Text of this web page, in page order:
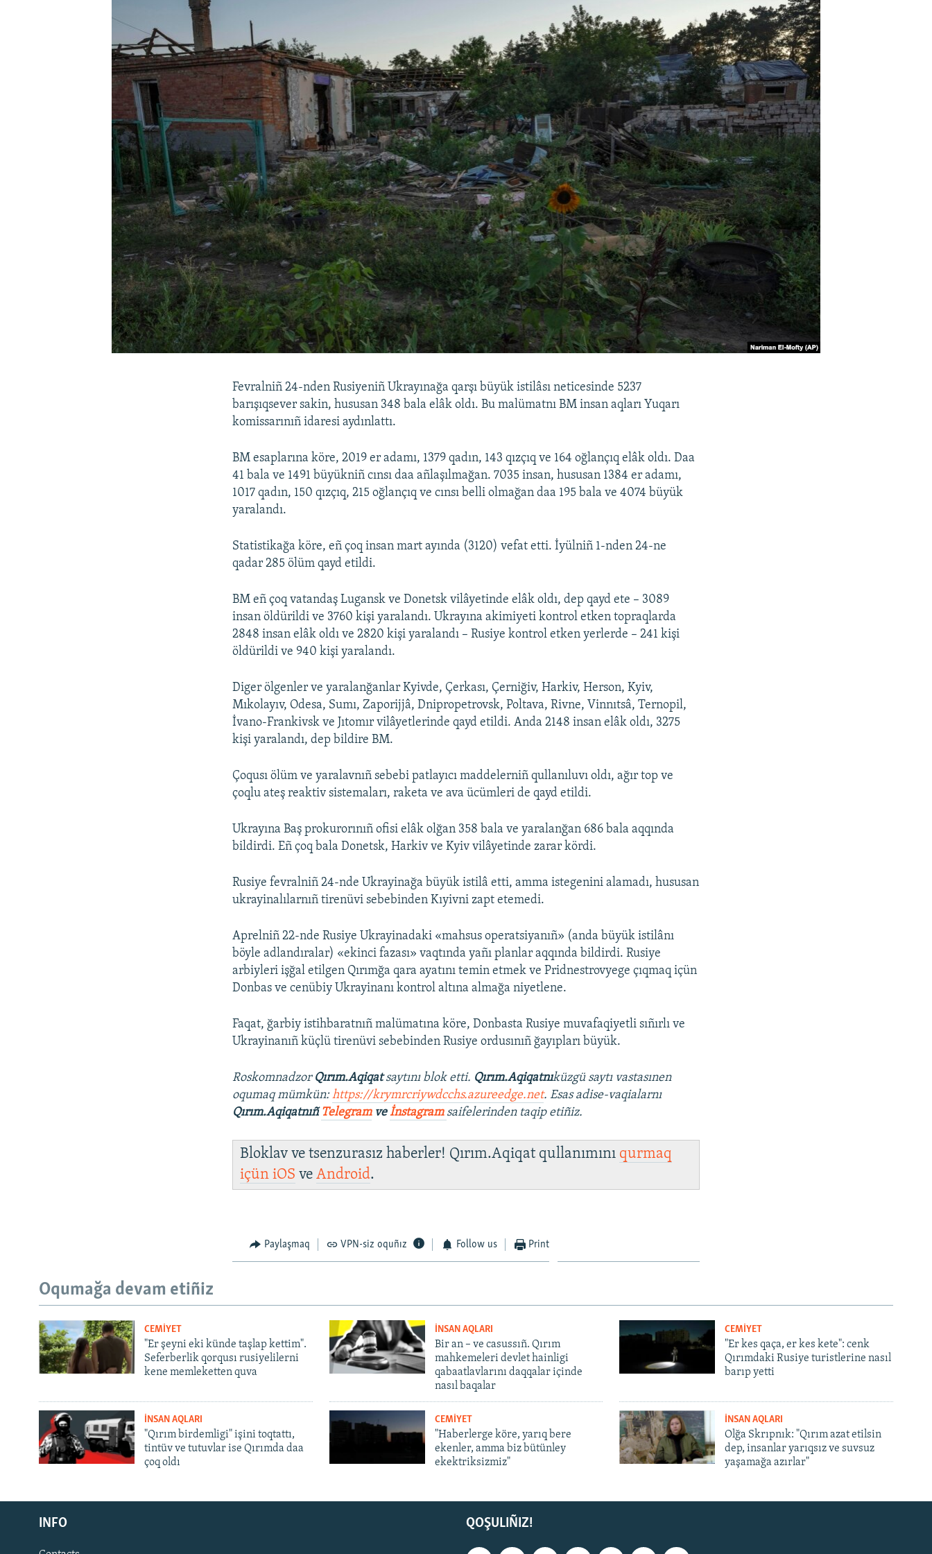
Русский
Українською
Fevralniñ 24-nden Rusiyeniñ Ukrayınağa qarşı büyük istilâsı neticesinde 5237
barışıqsever sakin, hususan 348 bala elâk oldı. Bu malümatnı BM insan aqları Yuqarı
komissarınıñ idaresi aydınlattı.
BM esaplarına köre, 2019 er adamı, 1379 qadın, 143 qızçıq ve 164 oğlançıq elâk oldı. Daa
41 bala ve 1491 büyükniñ cınsı daa añlaşılmağan. 7035 insan, hususan 1384 er adamı,
1017 qadın, 150 qızçıq, 215 oğlançıq ve cınsı belli olmağan daa 195 bala ve 4074 büyük
yaralandı.
Statistikağa köre, eñ çoq insan mart ayında (3120) vefat etti. İyülniñ 1-nden 24-ne
qadar 285 ölüm qayd etildi.
BM eñ çoq vatandaş Lugansk ve Donetsk vilâyetinde elâk oldı, dep qayd ete – 3089
insan öldürildi ve 3760 kişi yaralandı. Ukrayına akimiyeti kontrol etken topraqlarda
2848 insan elâk oldı ve 2820 kişi yaralandı – Rusiye kontrol etken yerlerde – 241 kişi
öldürildi ve 940 kişi yaralandı.
Diger ölgenler ve yaralanğanlar Kyivde, Çerkası, Çerniğiv, Harkiv, Herson, Kyiv,
Mıkolayıv, Odesa, Sumı, Zaporijjâ, Dnipropetrovsk, Poltava, Rivne, Vinnıtsâ, Ternopil,
İvano-Frankivsk ve Jıtomır vilâyetlerinde qayd etildi. Anda 2148 insan elâk oldı, 3275
kişi yaralandı, dep bildire BM.
Çoqusı ölüm ve yaralavnıñ sebebi patlayıcı maddelerniñ qullanıluvı oldı, ağır top ve
çoqlu ateş reaktiv sistemaları, raketa ve ava ücümleri de qayd etildi.
Ukrayına Baş prokurorınıñ ofisi elâk olğan 358 bala ve yaralanğan 686 bala aqqında
bildirdi. Eñ çoq bala Donetsk, Harkiv ve Kyiv vilâyetinde zarar kördi.
Rusiye fevralniñ 24-nde Ukrayinağa büyük istilâ etti, amma istegenini alamadı, hususan
ukrayinalılarnıñ tirenüvi sebebinden Kıyivni zapt etemedi.
Aprelniñ 22-nde Rusiye Ukrayinadaki «mahsus operatsiyanıñ» (anda büyük istilânı
böyle adlandıralar) «ekinci fazası» vaqtında yañı planlar aqqında bildirdi. Rusiye
arbiyleri işğal etilgen Qırımğa qara ayatını temin etmek ve Pridnestrovyege çıqmaq içün
Donbas ve cenübiy Ukrayinanı kontrol altına almağa niyetlene.
Faqat, ğarbiy istihbaratnıñ malümatına köre, Donbasta Rusiye muvafaqiyetli sıñırlı ve
Ukrayinanıñ küçlü tirenüvi sebebinden Rusiye ordusınıñ ğayıpları büyük.
Roskomnadzor Qırım.Aqiqatsaytını blok etti. Qırım.Aqiqatnıküzgü saytı vastasınen
oqumaq mümkün:https://krymrcriywdcchs.azureedge.net. Esas adise-vaqialarnı
Qırım.AqiqatnıñTelegramveİnstagram saifelerinden taqip etiñiz.
Bloklav ve tsenzurasız haberler! Qırım.Aqiqat qullanımını qurmaq
içüniOS veAndroid.
Paylaşmaq VPN-siz oquñız Follow us Print
Oqumağa devam etiñiz
CEMİYET
"Er şeyni eki künde taşlap kettim".
Seferberlik qorqusı rusiyelilerni
kene memleketten quva
İNSAN AQLARI
Bir an – ve casussıñ. Qırım
mahkemeleri devlet hainligi
qabaatlavlarını daqqalar içinde
nasıl baqalar
CEMİYET
"Er kes qaça, er kes kete": cenk
Qırımdaki Rusiye turistlerine nasıl
barıp yetti
İNSAN AQLARI
"Qırım birdemligi" işini toqtattı,
tintüv ve tutuvlar ise Qırımda daa
çoq oldı
CEMİYET
"Haberlerge köre, yarıq bere
ekenler, amma biz bütünley
ekektriksizmiz"
İNSAN AQLARI
Olğa Skrıpnık: "Qırım azat etilsin
dep, insanlar yarıqsız ve suvsuz
yaşamağa azırlar"
QOŞULIÑIZ!
INFO